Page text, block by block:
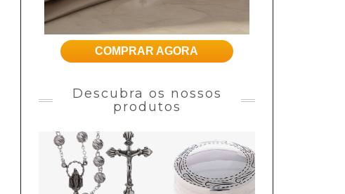
COMPRAR AGORA
Descubra os nossos
produtos